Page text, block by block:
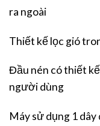
ra ngoài
Thiết kế lọc gió
Đầu nén có thiết
người dùng
Máy sử dụng 1